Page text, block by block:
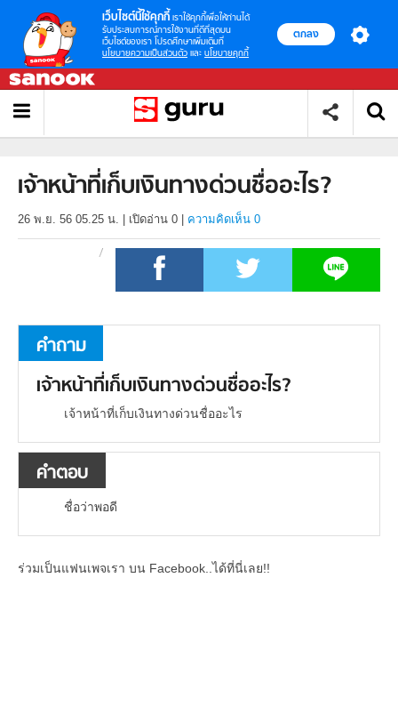
เว็บไซต์นี้ใช้คุกกี้ เราใช้คุกกี้เพื่อให้ท่านได้
รับประสบการณ์การใช้งานที่ดีที่สุดบน
เว็บไซต์ของเรา โปรดศึกษาเพิ่มเติมที่
นโยบายความเป็นส่วนตัว และ นโยบายคุกกี้
ตกลง
เจ้าหน้าที่เก็บเงินทางด่วนชื่ออะไร?
26 พ.ย. 56 05.25 น. เปิดอ่าน 0 ความคิดเห็น 0
คำถาม
เจ้าหน้าที่เก็บเงินทางด่วนชื่ออะไร?
เจ้าหน้าที่เก็บเงินทางด่วนชื่ออะไร
คำตอบ
ชื่อว่าพอดี
ร่วมเป็นแฟนเพจเรา บน Facebook..ได้ที่นี่เลย!!